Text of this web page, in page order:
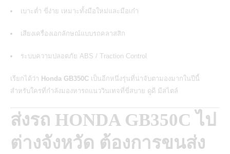
เบาะต่ำ ขี่ง่าย เหมาะทั้งมือใหม่และมือเก๋า
เสียงเครื่องเอกลักษณ์แบบรถคลาสสิก
ระบบความปลอดภัย ABS / Traction Control
เรียกได้ว่า Honda GB350C เป็นอีกหนึ่งรุ่นที่น่าจับตามองมากในปีนี้
สำหรับใครที่กำลังมองหารถแนววินเทจที่ขี่สบาย ดูดี มีสไตล์
ส่งรถ HONDA GB350C ไป
ต่างจังหวัด ต้องการขนส่ง